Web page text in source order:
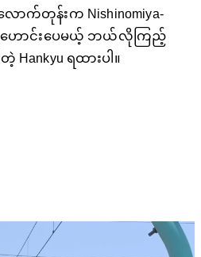
ာက်တုန်းက Nishinomiya-
၊ ဟောင်းပေမယ့် ဘယ်လိုကြည့်
Hankyu ရထားပါ။